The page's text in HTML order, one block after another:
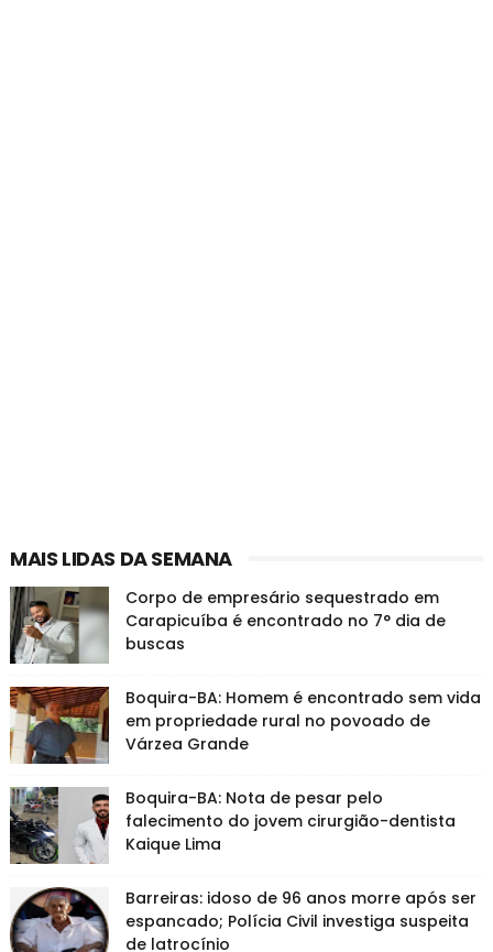
MAIS LIDAS DA SEMANA
Corpo de empresário sequestrado em
Carapicuíba é encontrado no 7° dia de
buscas
Boquira-BA: Homem é encontrado sem vida
em propriedade rural no povoado de
Várzea Grande
Boquira-BA: Nota de pesar pelo
falecimento do jovem cirurgião-dentista
Kaique Lima
Barreiras: idoso de 96 anos morre após ser
espancado; Polícia Civil investiga suspeita
de latrocínio